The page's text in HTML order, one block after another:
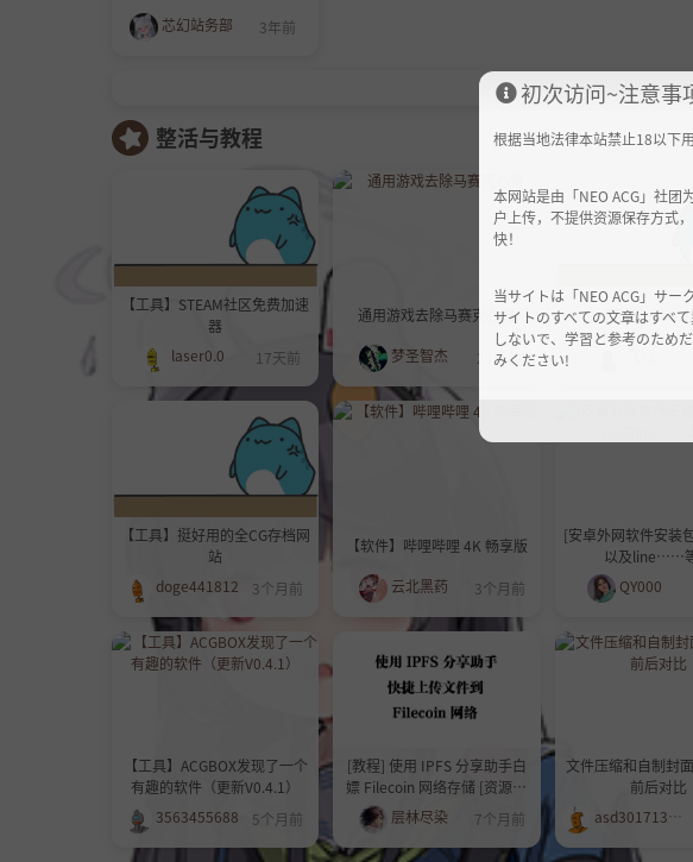
芯幻站务部 3年前
更多站务公
整活与教程
【工具】STEAM社区免费加速
器
laser0.0
17天前
通用游戏去除马赛克心得
梦圣智杰 22天前
[工具]pixiv-
【工具】挺好用的全CG存档网
站
doge441812
3个月前
【软件】哔哩哔哩 4K 畅享版
云北黑药 3个月前
[安卓外网软件安装
以及line……
QY000
【工具】ACGBOX发现了一个
有趣的软件（更新V0.4.1）
3563455688
5个月前
[教程] 使用 IPFS 分享助手白
嫖 Filecoin 网络存储 [资源安
全分享方案]
层林尽染 7个月前
文件压缩和自制封
前后对比
asd301713617
初次访问~注意事
根据当地法律本站禁止18以下用
本网站是由「NEO ACG」社
户上传，不提供资源保存方式
快！
当サイトは「NEO ACG」サ
サイトのすべての文章はすべ
しないで、学習と参考のため
みください!